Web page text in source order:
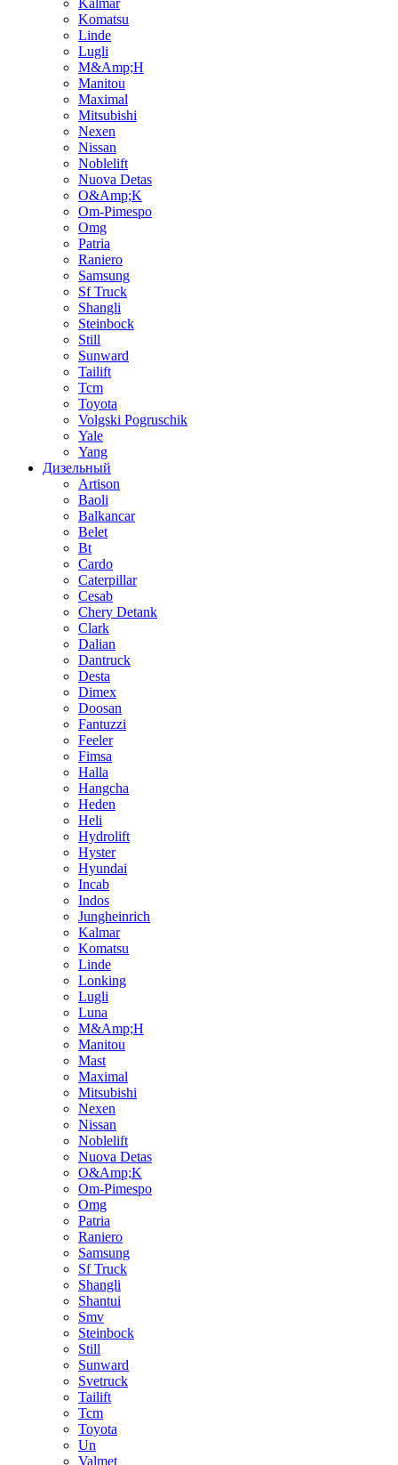
Komatsu
Linde
Lugli
M&Amp;H
Manitou
Maximal
Mitsubishi
Nexen
Nissan
Noblelift
Nuova Detas
O&Amp;K
Om-Pimespo
Omg
Patria
Raniero
Samsung
Sf Truck
Shangli
Steinbock
Still
Sunward
Tailift
Tcm
Toyota
Volgski Pogruschik
Yale
Yang
Дизельный
Artison
Baoli
Balkancar
Belet
Bt
Cardo
Caterpillar
Cesab
Chery Detank
Clark
Dalian
Dantruck
Desta
Dimex
Doosan
Fantuzzi
Feeler
Fimsa
Halla
Hangcha
Heden
Heli
Hydrolift
Hyster
Hyundai
Incab
Indos
Jungheinrich
Kalmar
Komatsu
Linde
Lonking
Lugli
Luna
M&Amp;H
Manitou
Mast
Maximal
Mitsubishi
Nexen
Nissan
Noblelift
Nuova Detas
O&Amp;K
Om-Pimespo
Omg
Patria
Raniero
Samsung
Sf Truck
Shangli
Shantui
Smv
Steinbock
Still
Sunward
Svetruck
Tailift
Tcm
Toyota
Un
Valmet